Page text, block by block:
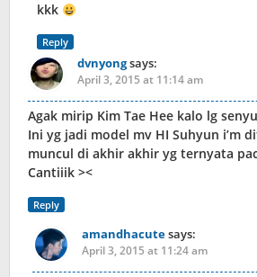
kkk
Reply
dvnyongsays:
April 3, 2015 at 11:14 am
Agak mirip Kim Tae Hee kalo lg
Ini yg jadi model mv HI Suhyun i’m
muncul di akhir akhir yg ternyata
Cantiiik ><
Reply
amandhacutesays:
April 3, 2015 at 11:24 am